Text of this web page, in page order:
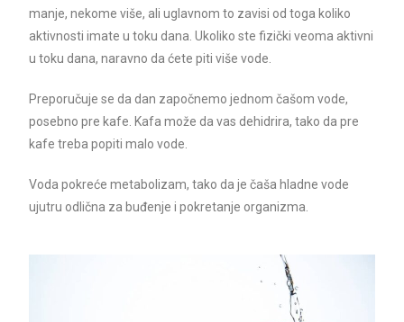
manje, nekome više, ali uglavnom to zavisi od toga koliko
aktivnosti imate u toku dana. Ukoliko ste fizički veoma aktivni
u toku dana, naravno da ćete piti više vode.
Preporučuje se da dan započnemo jednom čašom vode,
posebno pre kafe. Kafa može da vas dehidrira, tako da pre
kafe treba popiti malo vode.
Voda pokreće metabolizam, tako da je čaša hladne vode
ujutru odlična za buđenje i pokretanje organizma.